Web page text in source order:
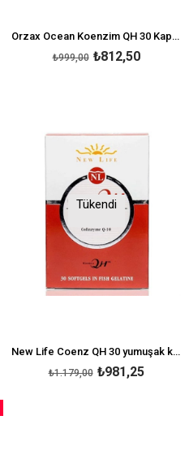
Orzax Ocean Koenzim QH 30 Kapsül
₺812,50
₺999,00
Tükendi
New Life Coenz QH 30 yumuşak kap
₺981,25
₺1.179,00